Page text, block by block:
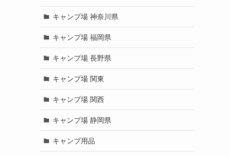
キャンプ場 神奈川県
キャンプ場 福岡県
キャンプ場 長野県
キャンプ場 関東
キャンプ場 関西
キャンプ場 静岡県
キャンプ用品